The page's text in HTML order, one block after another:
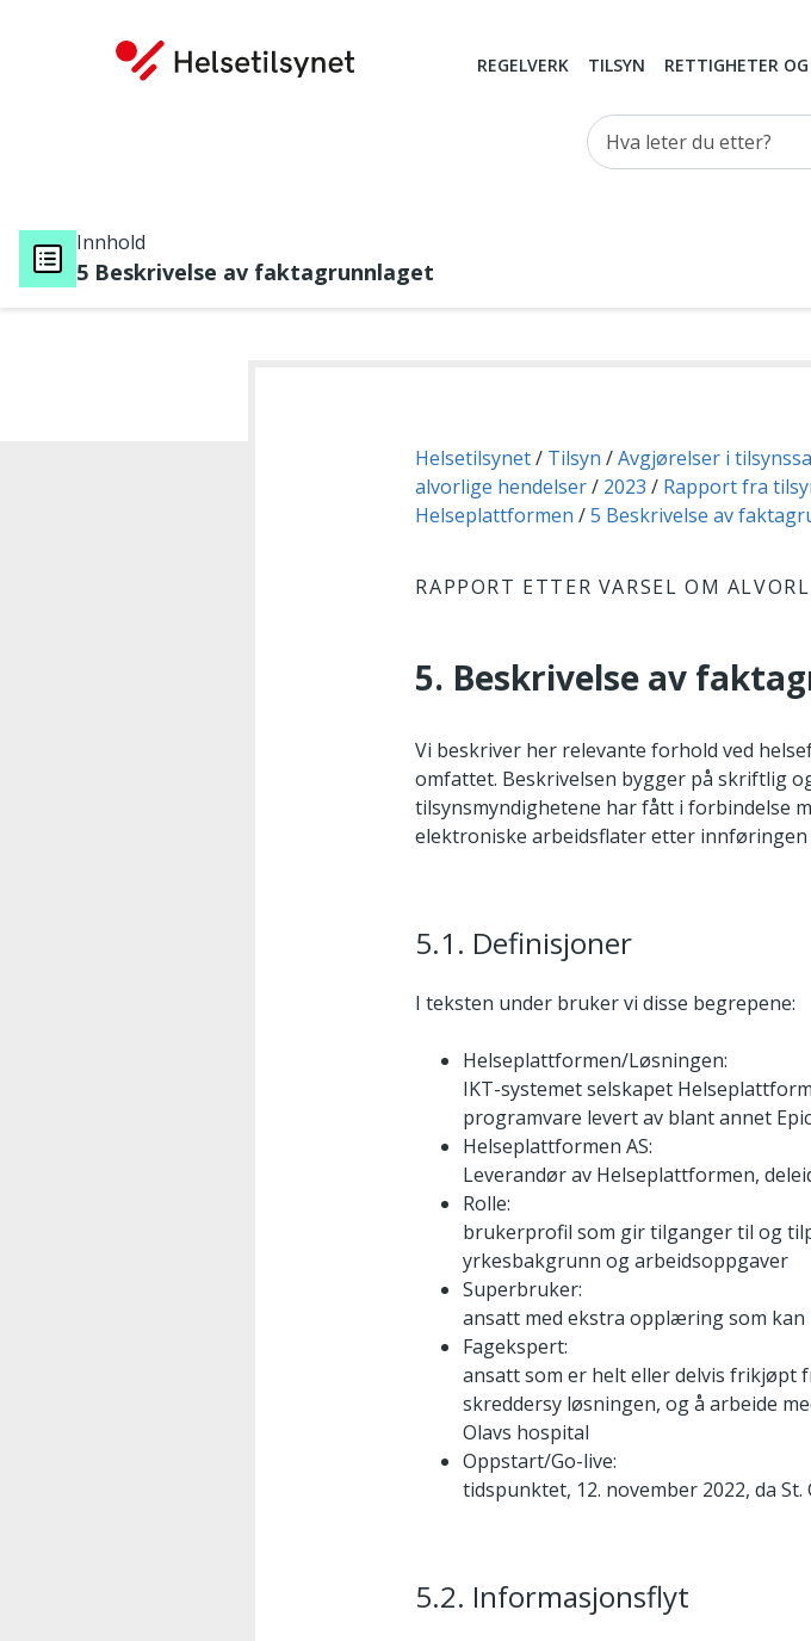
REGELVERK TILSYN RETTIGHETER
Hva leter du etter?
Innhold
5 Beskrivelse av faktagrunnlaget
Du er her:
Helsetilsynet Tilsyn
Avgjørelser i
alvorlige hendelser
2023
Rapport fra
Helseplattformen
5 Beskrivelse av
RAPPORT ETTER VARSEL OM
5. Beskrivelse av
Vi beskriver her relevante forhold ved
omfattet. Beskrivelsen bygger på skriftlig
tilsynsmyndighetene har fått i forbindelse
elektroniske arbeidsflater etter innføringen
5.1. Definisjoner
I teksten under bruker vi disse begrepene:
Helseplattformen/Løsningen:
IKT-systemet selskapet
programvare levert av blant annet
Helseplattformen AS:
Leverandør av Helseplattformen,
Rolle:
brukerprofil som gir tilganger til og
yrkesbakgrunn og arbeidsoppgaver
Superbruker:
ansatt med ekstra opplæring som
Fagekspert:
ansatt som er helt eller delvis frikjøpt
skreddersy løsningen, og å arbeide
Olavs hospital
Oppstart/Go-live:
tidspunktet, 12. november 2022, da
5.2. Informasjonsflyt